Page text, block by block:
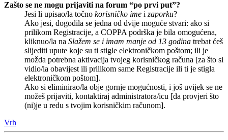
Zašto se ne mogu prijaviti na forum “po prvi put”?
Jesi li upisao/la točno korisničko ime i zaporku?
Ako jesi, dogodila se jedna od dvije moguće stvari: ako si
prilikom Registracije, a COPPA podrška je bila omogućena,
kliknuo/la na Slažem se i imam manje od 13 godina trebat ćeš
slijediti upute koje su ti stigle elektroničkom poštom; ili je
možda potrebna aktivacija tvojeg korisničkog računa [za što si
vidio/la obavijest ili prilikom same Registracije ili ti je stigla
elektroničkom poštom].
Ako si eliminirao/la obje gornje mogućnosti, i još uvijek se ne
možeš prijaviti, kontaktiraj administratora/icu [da provjeri što
(ni)je u redu s tvojim korisničkim računom].
Vrh